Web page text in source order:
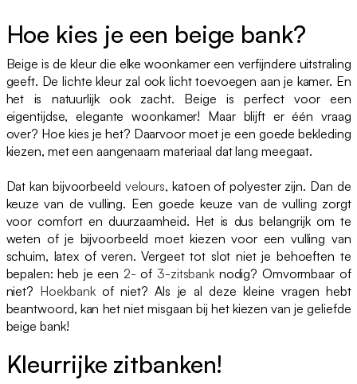
Hoe kies je een beige bank?
Beige is de kleur die elke woonkamer een verfijndere uitstraling
geeft. De lichte kleur zal ook licht toevoegen aan je kamer. En
het is natuurlijk ook zacht. Beige is perfect voor een
eigentijdse, elegante woonkamer! Maar blijft er één vraag
over? Hoe kies je het? Daarvoor moet je een goede bekleding
kiezen, met een aangenaam materiaal dat lang meegaat.
Dat kan bijvoorbeeld velours, katoen of polyester zijn. Dan de
keuze van de vulling. Een goede keuze van de vulling zorgt
voor comfort en duurzaamheid. Het is dus belangrijk om te
weten of je bijvoorbeeld moet kiezen voor een vulling van
schuim, latex of veren. Vergeet tot slot niet je behoeften te
bepalen: heb je een 2- of 3-zitsbank nodig? Omvormbaar of
niet? Hoekbankof niet? Als je al deze kleine vragen hebt
beantwoord, kan het niet misgaan bij het kiezen van je geliefde
beige bank!
Kleurrijke zitbanken!